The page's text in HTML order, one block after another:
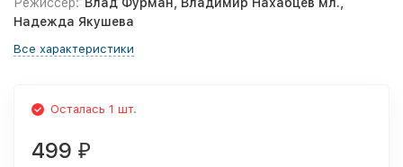
Надежда Якушева
Все характеристики
Осталась 1 шт.
499 ₽